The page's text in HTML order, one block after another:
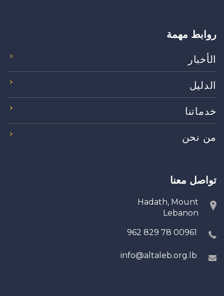
روابط مهمة
الأخبار
الدليل
خدماتنا
من نحن
تواصل معنا
Hadath, Mount
Lebanon
00961 78 829 962
info@altaleb.org.lb